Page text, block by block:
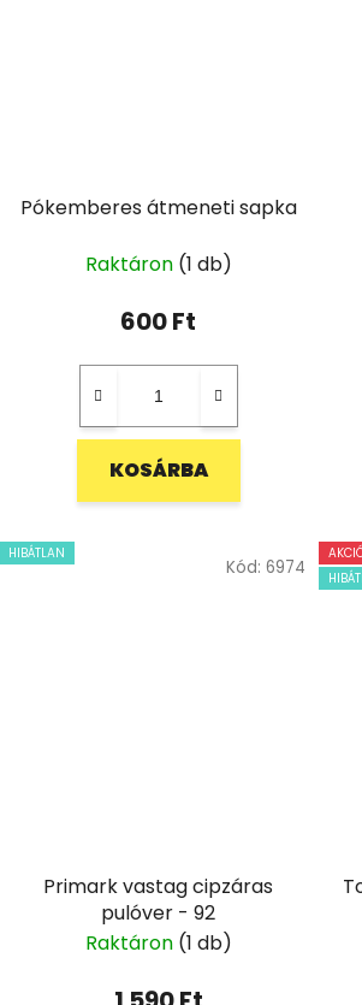
Pókemberes átmeneti sapka
Raktáron (1 db)
600 Ft
KOSÁRBA
HIBÁTLAN
Primark vastag cipzáras
pulóver - 92
Raktáron (1 db)
Kód: 6974